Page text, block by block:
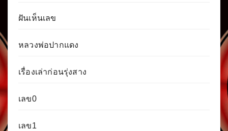
ฝันเห็นเลข
หลวงพ่อปากแดง
เรื่องเล่าก่อนรุ่งสาง
เลข0
เลข1